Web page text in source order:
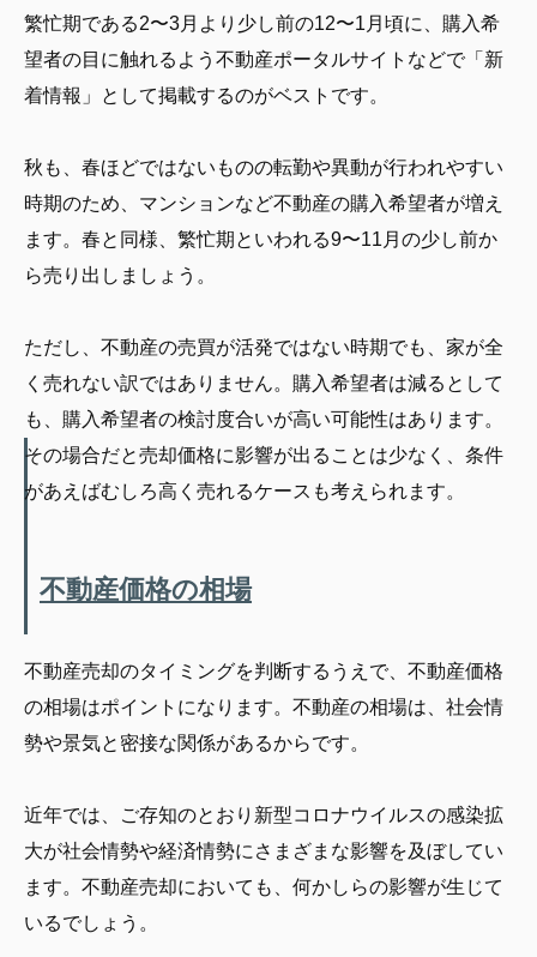
繁忙期である2〜3月より少し前の12〜1月頃に、購入希
望者の目に触れるよう不動産ポータルサイトなどで「新
着情報」として掲載するのがベストです。
秋も、春ほどではないものの転勤や異動が行われやすい
時期のため、マンションなど不動産の購入希望者が増え
ます。春と同様、繁忙期といわれる9〜11月の少し前か
ら売り出しましょう。
ただし、不動産の売買が活発ではない時期でも、家が全
く売れない訳ではありません。購入希望者は減るとして
も、購入希望者の検討度合いが高い可能性はあります。
その場合だと売却価格に影響が出ることは少なく、条件
があえばむしろ高く売れるケースも考えられます。
不動産価格の相場
不動産売却のタイミングを判断するうえで、不動産価格
の相場はポイントになります。不動産の相場は、社会情
勢や景気と密接な関係があるからです。
近年では、ご存知のとおり新型コロナウイルスの感染拡
大が社会情勢や経済情勢にさまざまな影響を及ぼしてい
ます。不動産売却においても、何かしらの影響が生じて
いるでしょう。